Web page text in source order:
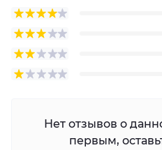
Нет отзывов о
первым,